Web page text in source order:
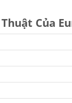
Của